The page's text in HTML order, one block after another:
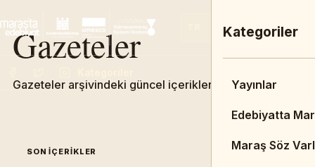
EN FR
Ana Menü
Admin
Ana Sayfa
DUYURULAR &
Kategoriler
Yayınlar
Edebiyatta
Maraş Söz
Gazeteler
Gazeteler arşivindeki güncel içerikleri keşfedin.
SON IÇERIKLER 05